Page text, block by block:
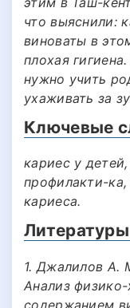
что выяснили:
виноваты в
плохая
нужно учить
ухаживать за
Ключевые
кариес у
профилакти-
кариеса.
Литературы
1. Джалилов А.
Анализ
содержанием